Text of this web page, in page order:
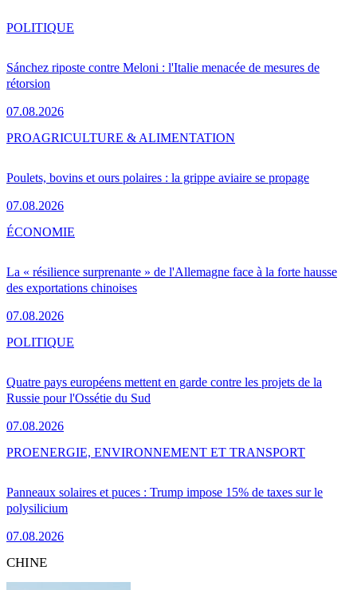
Sánchez riposte contre Meloni : l'Italie menacée de mesures de
rétorsion
07.08.2026
POLITIQUE
Poulets, bovins et ours polaires : la grippe aviaire se propage
07.08.2026
PROAGRICULTURE & ALIMENTATION
La « résilience surprenante » de l'Allemagne face à la forte hausse
des exportations chinoises
07.08.2026
ÉCONOMIE
Quatre pays européens mettent en garde contre les projets de la
Russie pour l'Ossétie du Sud
07.08.2026
POLITIQUE
Panneaux solaires et puces : Trump impose 15% de taxes sur le
polysilicium
07.08.2026
PROENERGIE, ENVIRONNEMENT ET TRANSPORT
CHINE